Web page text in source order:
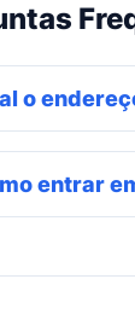
o
entrar